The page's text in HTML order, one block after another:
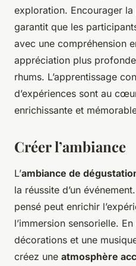
exploration. Encourager la
garantit que les
avec une compréhension
appréciation plus
rhums. L’apprentissage
d’expériences sont au
enrichissante et
Créer l’ambiance
L’ambiance de
la réussite d’un
pensé peut enrichir
l’immersion sensorielle.
décorations et une
créez une atmosphère